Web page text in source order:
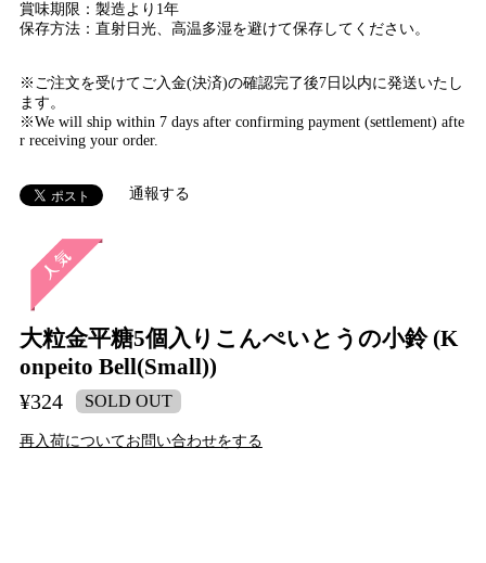
大粒金平糖5個入りこんぺいとうの小鈴 (K
onpeito Bell(Small))
¥324 SOLD OUT
再入荷についてお問い合わせをする
賞味期限：製造より1年
保存方法：直射日光、高温多湿を避けて保存してください。
※ご注文を受けてご入金(決済)の確認完了後7日以内に発送いたし
ます。
※We will ship within 7 days after confirming payment (settlement) afte
r receiving your order.
通報する